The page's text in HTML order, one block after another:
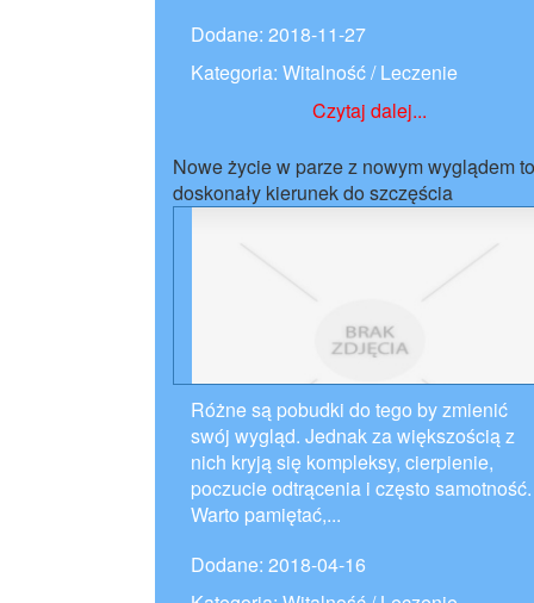
Dodane: 2018-11-27
Kategoria: Witalność / Leczenie
Czytaj dalej...
Nowe życie w parze z nowym wyglądem to
doskonały kierunek do szczęścia
Różne są pobudki do tego by zmienić
swój wygląd. Jednak za większością z
nich kryją się kompleksy, cierpienie,
poczucie odtrącenia i często samotność.
Warto pamiętać,...
Dodane: 2018-04-16